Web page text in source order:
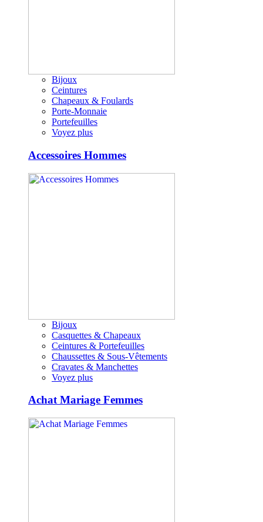
Bijoux
Ceintures
Chapeaux & Foulards
Porte-Monnaie
Portefeuilles
Voyez plus
Accessoires Hommes
Bijoux
Casquettes & Chapeaux
Ceintures & Portefeuilles
Chaussettes & Sous-Vêtements
Cravates & Manchettes
Voyez plus
Achat Mariage Femmes